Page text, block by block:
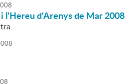
l'Hereu d'Arenys de Mar 2008